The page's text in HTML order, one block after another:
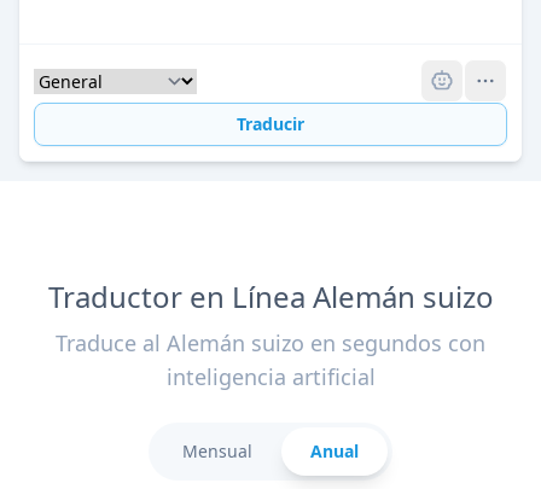
Traducir
Traductor en Línea Alemán suizo
Traduce al Alemán suizo en segundos con
inteligencia artificial
Mensual Anual